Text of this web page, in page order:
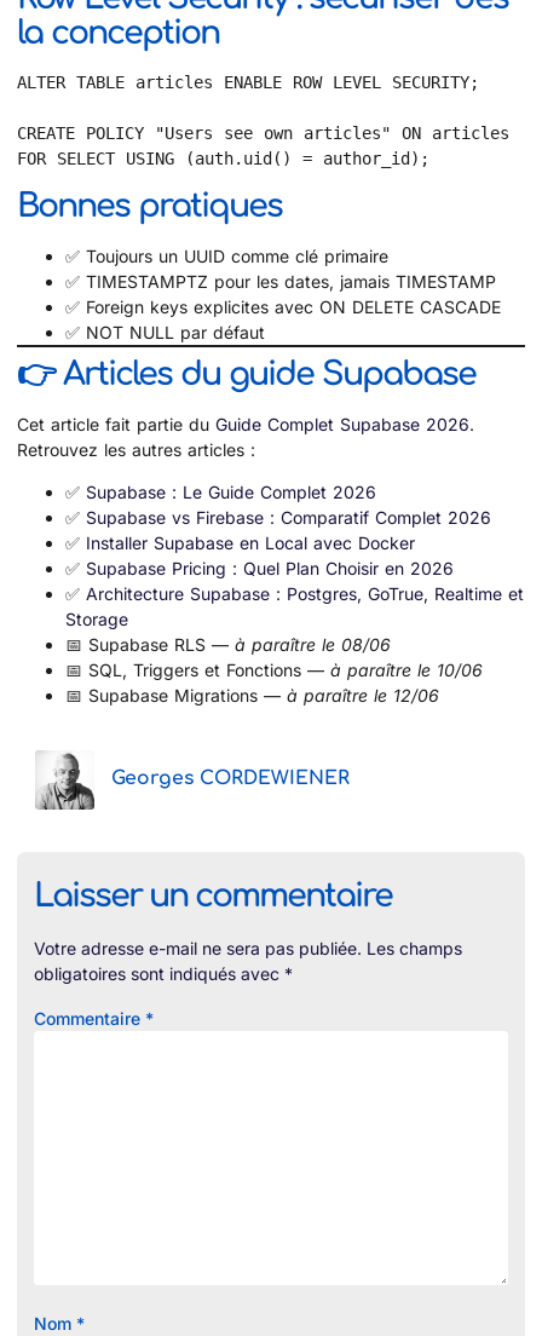
la conception
ALTER TABLE articles ENABLE ROW LEVEL SECURITY;
CREATE POLICY "Users see own articles" ON articles
FOR SELECT USING (auth.uid() = author_id);
Bonnes pratiques
✅ Toujours un UUID comme clé primaire
✅ TIMESTAMPTZ pour les dates, jamais TIMESTAMP
✅ Foreign keys explicites avec ON DELETE CASCADE
✅ NOT NULL par défaut
👉 Articles du guide Supabase
Cet article fait partie du Guide Complet Supabase 2026.
Retrouvez les autres articles :
✅ Supabase : Le Guide Complet 2026
✅ Supabase vs Firebase : Comparatif Complet 2026
✅ Installer Supabase en Local avec Docker
✅ Supabase Pricing : Quel Plan Choisir en 2026
✅ Architecture Supabase : Postgres, GoTrue, Realtime et
Storage
📅 Supabase RLS — à paraître le 08/06
📅 SQL, Triggers et Fonctions — à paraître le 10/06
📅 Supabase Migrations — à paraître le 12/06
Georges CORDEWIENER
Laisser un commentaire
Votre adresse e-mail ne sera pas publiée. Les champs
obligatoires sont indiqués avec *
Commentaire *
Nom *